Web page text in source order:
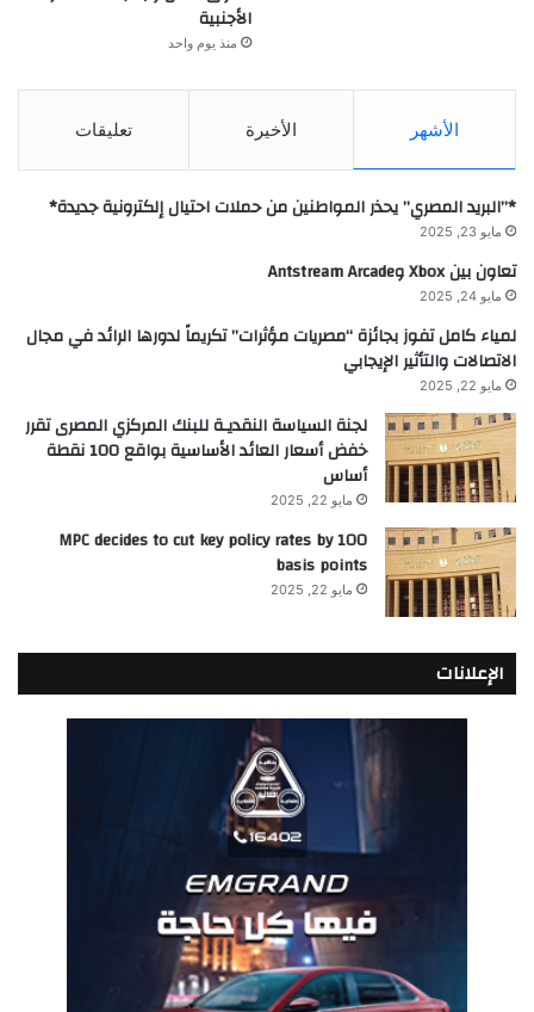
الأجنبية
منذ يوم واحد
الأشهر الأخيرة تعليقات
*”البريد المصري” يحذر المواطنين من حملات احتيال إلكترونية جديدة*
مايو 23, 2025
تعاون بين Xbox وAntstream Arcade
مايو 24, 2025
لمياء كامل تفوز بجائزة “مصريات مؤثرات” تكريماً لدورها الرائد في مجال
الاتصالات والتأثير الإيجابي
مايو 22, 2025
لجنة السياسة النقديـة للبنك المركزي المصرى تقرر
خفض أسعار العائد الأساسية بواقع 100 نقطة
أساس
مايو 22, 2025
MPC decides to cut key policy rates by 100
basis points
مايو 22, 2025
الإعلانات